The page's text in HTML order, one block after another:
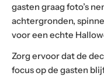
gasten graag foto’s
achtergronden,
voor een echte
Zorg ervoor dat de
focus op de gasten